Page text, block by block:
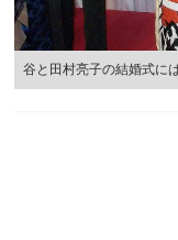
谷と田村亮子の結婚式に